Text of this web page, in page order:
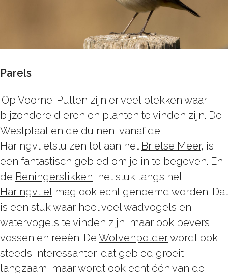
Parels
‘Op Voorne-Putten zijn er veel plekken waar
bijzondere dieren en planten te vinden zijn. De
Westplaat en de duinen, vanaf de
Haringvlietsluizen tot aan het Brielse Meer, is
een fantastisch gebied om je in te begeven. En
de Beningerslikken, het stuk langs het
Haringvliet mag ook echt genoemd worden. Dat
is een stuk waar heel veel wadvogels en
watervogels te vinden zijn, maar ook bevers,
vossen en reeën. De Wolvenpolderwordt ook
steeds interessanter, dat gebied groeit
langzaam, maar wordt ook echt één van de